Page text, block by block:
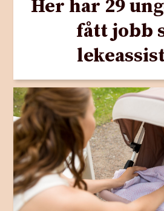
Her har 29
fått jobb